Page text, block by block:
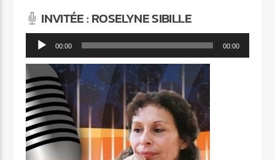
INVITÉE : ROSELYNE SIBILLE
Lecteur 00:00 00:00